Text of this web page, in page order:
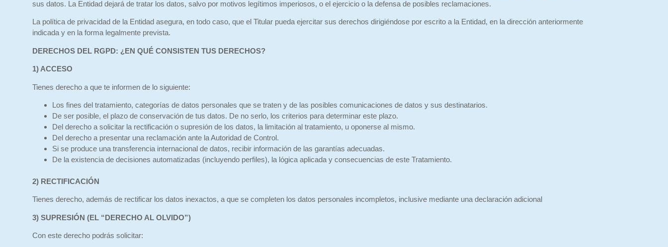
sus datos. La Entidad dejará de tratar los datos, salvo por motivos legítimos imperiosos, o el ejercicio o la defensa de posibles reclamaciones.
La política de privacidad de la Entidad asegura, en todo caso, que el Titular pueda ejercitar sus derechos dirigiéndose por escrito a la Entidad, en la dirección anteriormente
indicada y en la forma legalmente prevista.
DERECHOS DEL RGPD: ¿EN QUÉ CONSISTEN TUS DERECHOS?
1) ACCESO
Tienes derecho a que te informen de lo siguiente:
Los fines del tratamiento, categorías de datos personales que se traten y de las posibles comunicaciones de datos y sus destinatarios.
De ser posible, el plazo de conservación de tus datos. De no serlo, los criterios para determinar este plazo.
Del derecho a solicitar la rectificación o supresión de los datos, la limitación al tratamiento, u oponerse al mismo.
Del derecho a presentar una reclamación ante la Autoridad de Control.
Si se produce una transferencia internacional de datos, recibir información de las garantías adecuadas.
De la existencia de decisiones automatizadas (incluyendo perfiles), la lógica aplicada y consecuencias de este Tratamiento.
2) RECTIFICACIÓN
Tienes derecho, además de rectificar los datos inexactos, a que se completen los datos personales incompletos, inclusive mediante una declaración adicional
3) SUPRESIÓN (EL “DERECHO AL OLVIDO”)
Con este derecho podrás solicitar: